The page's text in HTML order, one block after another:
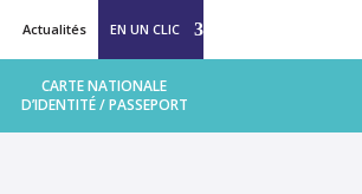
Actualités EN UN CLIC
CARTE NATIONALE
D’IDENTITÉ / PASSEPORT